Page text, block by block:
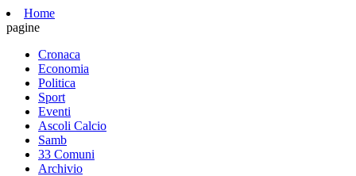
Home
pagine
Cronaca
Economia
Politica
Sport
Eventi
Ascoli Calcio
Samb
33 Comuni
Archivio